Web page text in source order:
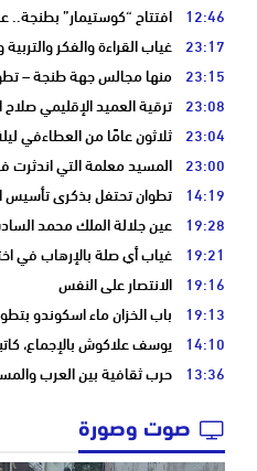
12:46 افتتاح “كوستيمار”
23:17 غياب القراءة والفكر
23:15 منها مجالس جهة طنجة –
23:08 ترقية العميد الإقليمي صلاح
23:04 ثلاثون عامًا من العطاءفي
23:00 المسيد معلمة التي اندثرت
14:19 تطوان تحتفل بذكرى تأسيس الامن الوطني… إشادة ب 70
19:28 عين جلالة الملك محمد
19:21 غياب أي صلة بالإرهاب في
19:16 الانتصار على النفس
19:13 باب الخزان ماء اسكوندو
14:10 يوسف علاكوش بالإجماع،
13:36 حرب ثقافية بين العرب
صوت وصورة